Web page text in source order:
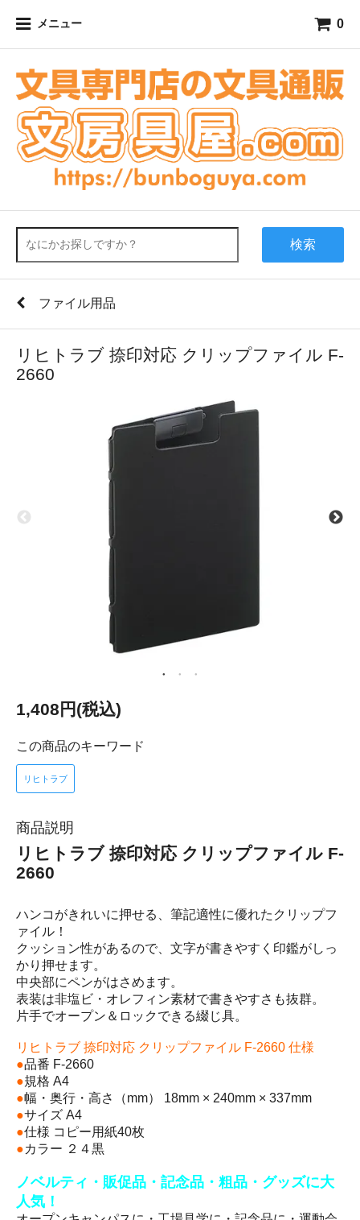
メニュー 0
検索
ファイル用品
リヒトラブ 捺印対応 クリップファイル F-
2660
1,408円(税込)
この商品のキーワード
リヒトラブ
商品説明
リヒトラブ 捺印対応 クリップファイル F-
2660
ハンコがきれいに押せる、筆記適性に優れたクリップフ
ァイル！
クッション性があるので、文字が書きやすく印鑑がしっ
かり押せます。
中央部にペンがはさめます。
表装は非塩ビ・オレフィン素材で書きやすさも抜群。
片手でオープン＆ロックできる綴じ具。
リヒトラブ 捺印対応 クリップファイル F-2660 仕様
●品番 F-2660
●規格 A4
●幅・奥行・高さ（mm） 18mm × 240mm × 337mm
●サイズ A4
●仕様 コピー用紙40枚
●カラー ２４黒
ノベルティ・販促品・記念品・粗品・グッズに大
人気！